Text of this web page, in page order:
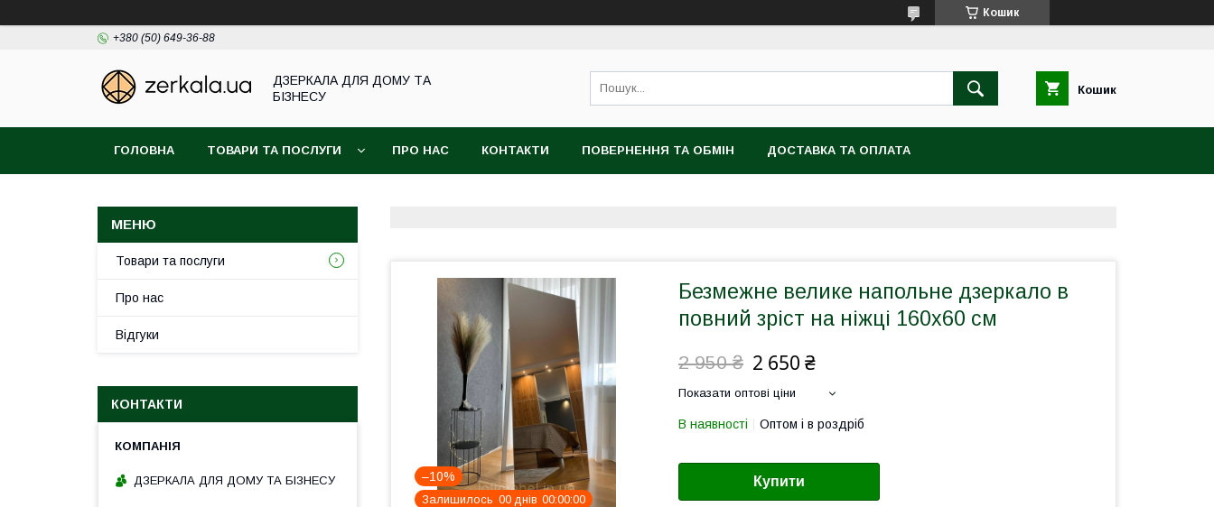
Кошик
+380 (50) 649-36-88
ДЗЕРКАЛА ДЛЯ ДОМУ ТА
БІЗНЕСУ
Кошик
ГОЛОВНА ТОВАРИ ТА ПОСЛУГИ ПРО НАС КОНТАКТИ ПОВЕРНЕННЯ ТА ОБМІН ДОСТАВКА ТА ОПЛАТА
–10%
Залишилось 00 днів 00 00 00
Безмежне велике напольне дзеркало в
повний зріст на ніжці 160х60 см
2 950 ₴ 2 650 ₴
Показати оптові ціни
В наявності Оптом і в роздріб
Купити
Товари та послуги
Про нас
Відгуки
КОНТАКТИ
ДЗЕРКАЛА ДЛЯ ДОМУ ТА БІЗНЕСУ